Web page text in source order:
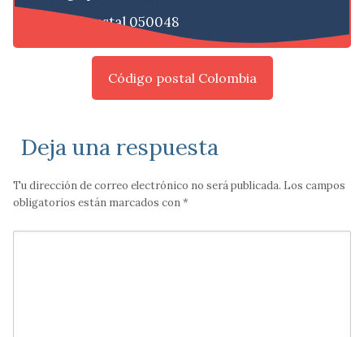
Código postal 050048
Código postal Colombia
Deja una respuesta
Tu dirección de correo electrónico no será publicada. Los campos
obligatorios están marcados con*